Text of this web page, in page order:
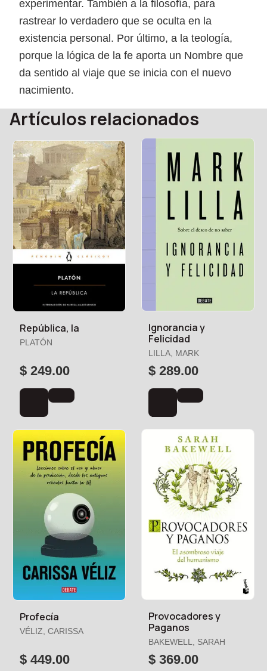
experimentar. También a la filosofía, para
rastrear lo verdadero que se oculta en la
existencia personal. Por último, a la teología,
porque la lógica de la fe aporta un Nombre que
da sentido al viaje que se inicia con el nuevo
nacimiento.
Artículos relacionados
República, la
PLATÓN
$ 249.00
Ignorancia y
Felicidad
LILLA, MARK
$ 289.00
Profecía
VÉLIZ, CARISSA
$ 449.00
Provocadores y
Paganos
BAKEWELL, SARAH
$ 369.00